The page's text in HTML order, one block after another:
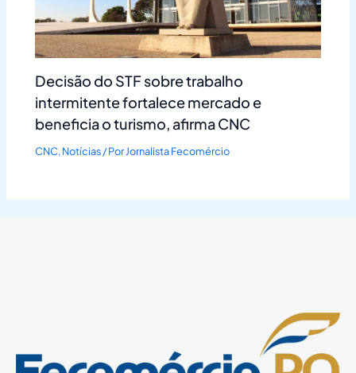
Decisão do STF sobre trabalho
intermitente fortalece mercado e
beneficia o turismo, afirma CNC
CNC,Notícias/ PorJornalista Fecomércio